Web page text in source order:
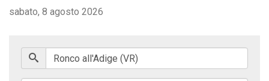
sabato, 8 agosto 2026
Commercio
Edilizia e ambiente
Normativa nazionale